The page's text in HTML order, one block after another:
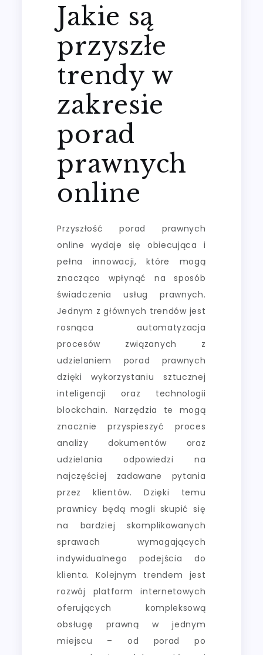
Jakie są
przyszłe
trendy w
zakresie
porad
prawnych
online
Przyszłość porad prawnych
online wydaje się obiecująca i
pełna innowacji, które mogą
znacząco wpłynąć na sposób
świadczenia usług prawnych.
Jednym z głównych trendów jest
rosnąca automatyzacja
procesów związanych z
udzielaniem porad prawnych
dzięki wykorzystaniu sztucznej
inteligencji oraz technologii
blockchain. Narzędzia te mogą
znacznie przyspieszyć proces
analizy dokumentów oraz
udzielania odpowiedzi na
najczęściej zadawane pytania
przez klientów. Dzięki temu
prawnicy będą mogli skupić się
na bardziej skomplikowanych
sprawach wymagających
indywidualnego podejścia do
klienta. Kolejnym trendem jest
rozwój platform internetowych
oferujących kompleksową
obsługę prawną w jednym
miejscu – od porad po